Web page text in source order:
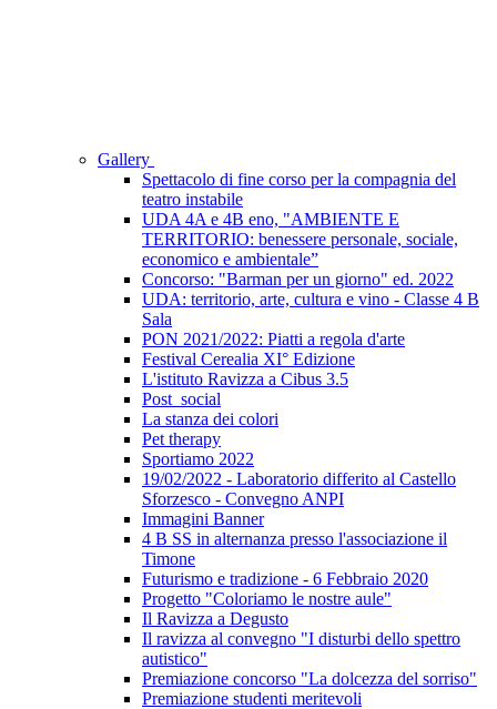
Gallery
Spettacolo di fine corso per la compagnia del
teatro instabile
UDA 4A e 4B eno, "AMBIENTE E
TERRITORIO: benessere personale, sociale,
economico e ambientale”
Concorso: "Barman per un giorno" ed. 2022
UDA: territorio, arte, cultura e vino - Classe 4 B
Sala
PON 2021/2022: Piatti a regola d'arte
Festival Cerealia XI° Edizione
L'istituto Ravizza a Cibus 3.5
Post_social
La stanza dei colori
Pet therapy
Sportiamo 2022
19/02/2022 - Laboratorio differito al Castello
Sforzesco - Convegno ANPI
Immagini Banner
4 B SS in alternanza presso l'associazione il
Timone
Futurismo e tradizione - 6 Febbraio 2020
Progetto "Coloriamo le nostre aule"
Il Ravizza a Degusto
Il ravizza al convegno "I disturbi dello spettro
autistico"
Premiazione concorso "La dolcezza del sorriso"
Premiazione studenti meritevoli